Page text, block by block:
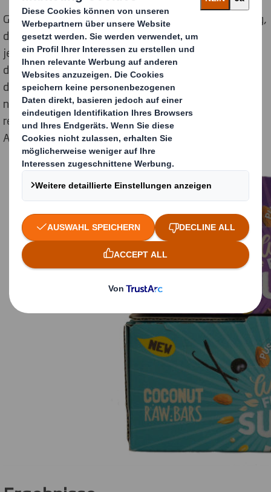
Gefordert war eine handelsfertige Verpackungslösung,
die für sechs verschiedene Produkte funktioniert und
jeweils einen eigenen Aufdruck trägt. Die modernste
digitale Drucktechnologie eignete sich hierfür perfekt,
denn dank ihr konnte DS Smith trotz einer anfänglich
niedrigen Auflage den produktspezifischen Aufdruck
realisieren und sich gleichzeitig die Möglichkeit für eine
Auflagensteigerung offen halten.